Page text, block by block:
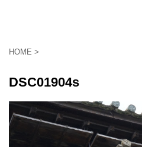
HOME >
DSC01904s